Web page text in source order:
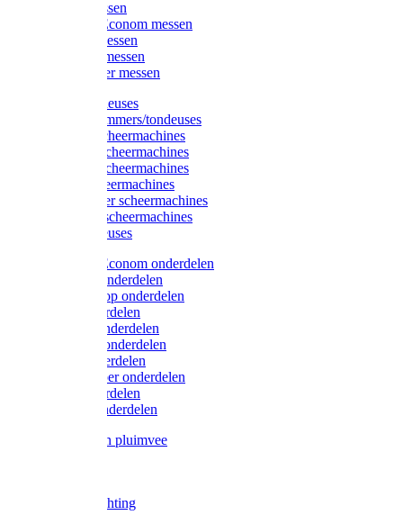
Liscop messen
Aesculap/Econom messen
Heiniger messen
Constanta messen
FarmClipper messen
Moser tondeuses
Overige trimmers/tondeuses
Heiniger scheermachines
Hauptner scheermachines
Aesculap scheermachines
Liscop scheermachines
FarmClipper scheermachines
Constanta scheermachines
Wahl tondeuses
Aesculap/Econom onderdelen
Hauptner onderdelen
Lister/Liscop onderdelen
Eider onderdelen
Heiniger onderdelen
Constanta onderdelen
Moser onderdelen
Farm Clipper onderdelen
Oster onderdelen
TailWell onderdelen
Voerbakken pluimvee
LED verlichting